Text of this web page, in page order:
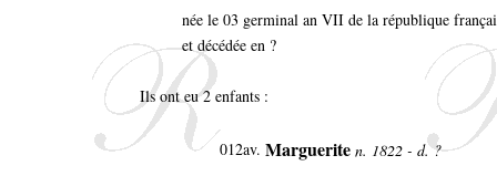
née le 03 germinal an VII de la république
et décédée en ?
Ils ont eu 2 enfants :
012av. Marguerite n. 1822 - d. ?